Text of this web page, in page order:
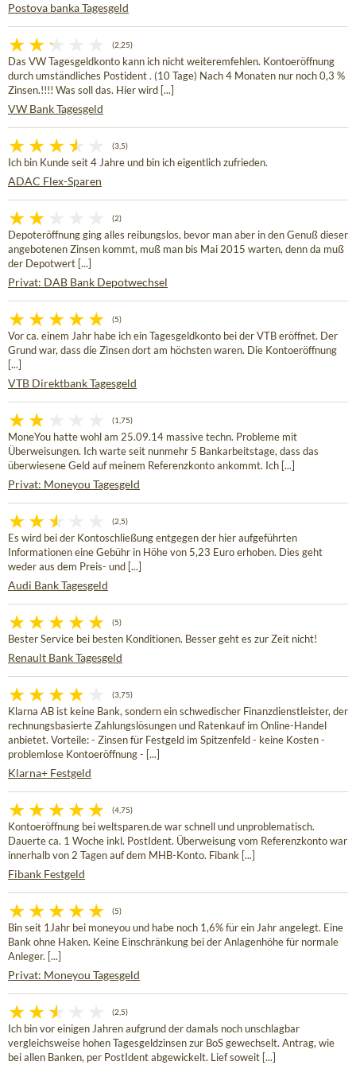
Postova banka Tagesgeld
(2,25)
Das VW Tagesgeldkonto kann ich nicht weiteremfehlen. Kontoeröffnung
durch umständliches Postident . (10 Tage) Nach 4 Monaten nur noch 0,3 %
Zinsen.!!!! Was soll das. Hier wird [...]
VW Bank Tagesgeld
(3,5)
Ich bin Kunde seit 4 Jahre und bin ich eigentlich zufrieden.
ADAC Flex-Sparen
(2)
Depoteröffnung ging alles reibungslos, bevor man aber in den Genuß dieser
angebotenen Zinsen kommt, muß man bis Mai 2015 warten, denn da muß
der Depotwert [...]
Privat: DAB Bank Depotwechsel
(5)
Vor ca. einem Jahr habe ich ein Tagesgeldkonto bei der VTB eröffnet. Der
Grund war, dass die Zinsen dort am höchsten waren. Die Kontoeröffnung
[...]
VTB Direktbank Tagesgeld
(1,75)
MoneYou hatte wohl am 25.09.14 massive techn. Probleme mit
Überweisungen. Ich warte seit nunmehr 5 Bankarbeitstage, dass das
überwiesene Geld auf meinem Referenzkonto ankommt. Ich [...]
Privat: Moneyou Tagesgeld
(2,5)
Es wird bei der Kontoschließung entgegen der hier aufgeführten
Informationen eine Gebühr in Höhe von 5,23 Euro erhoben. Dies geht
weder aus dem Preis- und [...]
Audi Bank Tagesgeld
(5)
Bester Service bei besten Konditionen. Besser geht es zur Zeit nicht!
Renault Bank Tagesgeld
(3,75)
Klarna AB ist keine Bank, sondern ein schwedischer Finanzdienstleister, der
rechnungsbasierte Zahlungslösungen und Ratenkauf im Online-Handel
anbietet. Vorteile: - Zinsen für Festgeld im Spitzenfeld - keine Kosten -
problemlose Kontoeröffnung - [...]
Klarna+ Festgeld
(4,75)
Kontoeröffnung bei weltsparen.de war schnell und unproblematisch.
Dauerte ca. 1 Woche inkl. PostIdent. Überweisung vom Referenzkonto war
innerhalb von 2 Tagen auf dem MHB-Konto. Fibank [...]
Fibank Festgeld
(5)
Bin seit 1Jahr bei moneyou und habe noch 1,6% für ein Jahr angelegt. Eine
Bank ohne Haken. Keine Einschränkung bei der Anlagenhöhe für normale
Anleger. [...]
Privat: Moneyou Tagesgeld
(2,5)
Ich bin vor einigen Jahren aufgrund der damals noch unschlagbar
vergleichsweise hohen Tagesgeldzinsen zur BoS gewechselt. Antrag, wie
bei allen Banken, per PostIdent abgewickelt. Lief soweit [...]